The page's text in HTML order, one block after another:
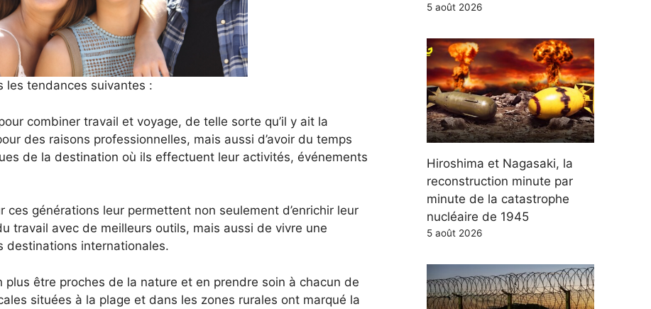
les tendances suivantes :
combiner travail et voyage, de telle sorte qu’il y ait la
des raisons professionnelles, mais aussi d’avoir du temps
de la destination où ils effectuent leur activités, événements
ces générations leur permettent non seulement d’enrichir leur
travail avec de meilleurs outils, mais aussi de vivre une
destinations internationales.
plus être proches de la nature et en prendre soin à chacun de
situées à la plage et dans les zones rurales ont marqué la
5 août 2026
Hiroshima et Nagasaki, la
reconstruction minute par
minute de la catastrophe
nucléaire de 1945
5 août 2026